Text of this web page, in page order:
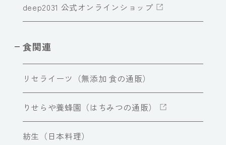
deep2031 公式オンラインショップ
食関連
リセライーツ（無添加 食の通販）
りせらや養蜂園（はちみつの通販）
紡生（日本料理）